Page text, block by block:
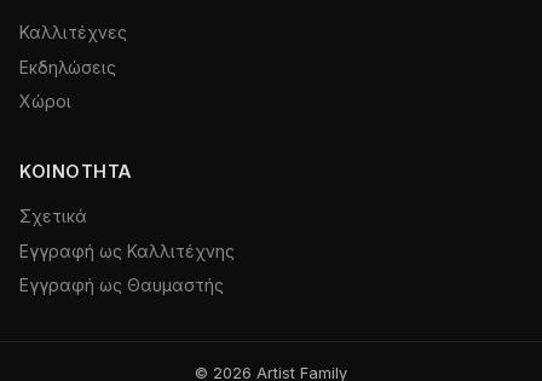
Καλλιτέχνες
Εκδηλώσεις
Χώροι
ΚΟΙΝΌΤΗΤΑ
Σχετικά
Εγγραφή ως Καλλιτέχνης
Εγγραφή ως Θαυμαστής
© 2026 Artist Family